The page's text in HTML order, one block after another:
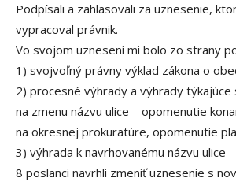
Podpísali a zahlasovali za uznesenie,
vypracoval právnik.
Vo svojom uznesení mi bolo zo strany
1) svojvoľný právny výklad zákona o
2) procesné výhrady a výhrady týkajúce
na zmenu názvu ulice – opomenutie
na okresnej prokuratúre, opomenutie
3) výhrada k navrhovanému názvu ulice
8 poslanci navrhli zmeniť uznesenie s